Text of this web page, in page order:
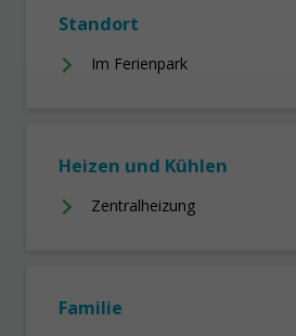
Standort
Im Ferienpark
Heizen und Kühlen
Zentralheizung
Familie